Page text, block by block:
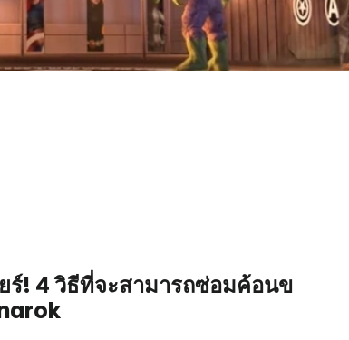
ร์! 4 วิธีที่จะสามารถซ่อมค้อนข